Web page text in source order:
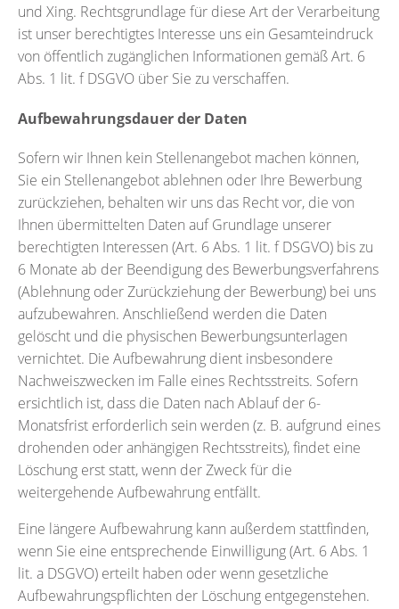
und Xing. Rechtsgrundlage für diese Art der Verarbeitung
ist unser berechtigtes Interesse uns ein Gesamteindruck
von öffentlich zugänglichen Informationen gemäß Art. 6
Abs. 1 lit. f DSGVO über Sie zu verschaffen.
Aufbewahrungsdauer der Daten
Sofern wir Ihnen kein Stellenangebot machen können,
Sie ein Stellenangebot ablehnen oder Ihre Bewerbung
zurückziehen, behalten wir uns das Recht vor, die von
Ihnen übermittelten Daten auf Grundlage unserer
berechtigten Interessen (Art. 6 Abs. 1 lit. f DSGVO) bis zu
6 Monate ab der Beendigung des Bewerbungsverfahrens
(Ablehnung oder Zurückziehung der Bewerbung) bei uns
aufzubewahren. Anschließend werden die Daten
gelöscht und die physischen Bewerbungsunterlagen
vernichtet. Die Aufbewahrung dient insbesondere
Nachweiszwecken im Falle eines Rechtsstreits. Sofern
ersichtlich ist, dass die Daten nach Ablauf der 6-
Monatsfrist erforderlich sein werden (z. B. aufgrund eines
drohenden oder anhängigen Rechtsstreits), findet eine
Löschung erst statt, wenn der Zweck für die
weitergehende Aufbewahrung entfällt.
Eine längere Aufbewahrung kann außerdem stattfinden,
wenn Sie eine entsprechende Einwilligung (Art. 6 Abs. 1
lit. a DSGVO) erteilt haben oder wenn gesetzliche
Aufbewahrungspflichten der Löschung entgegenstehen.